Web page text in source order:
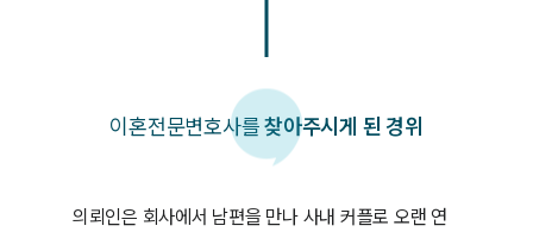
이혼전문변호사를찾아주시게 된 경위
의뢰인은 회사에서 남편을 만나 사내 커플로 오랜 연